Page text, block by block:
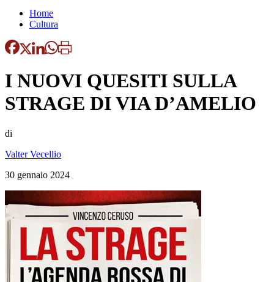
Home
Cultura
I NUOVI QUESITI SULLA
STRAGE DI VIA D’AMELIO
di
Valter Vecellio
30 gennaio 2024